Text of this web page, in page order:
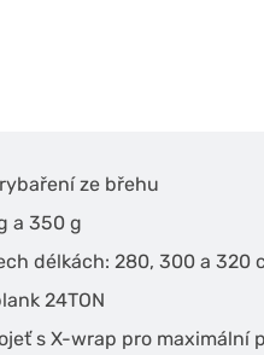
ze břehu
a 350 g
délkách: 280, 300 a 320
24TON
s X-wrap pro maximální